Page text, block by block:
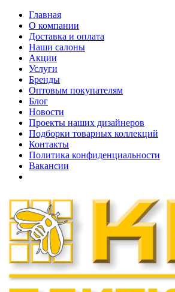
Главная
О компании
Доставка и оплата
Наши cалоны
Акции
Услуги
Бренды
Оптовым покупателям
Блог
Новости
Проекты наших дизайнеров
Подборки товарных коллекций
Контакты
Политика конфиденциальности
Вакансии